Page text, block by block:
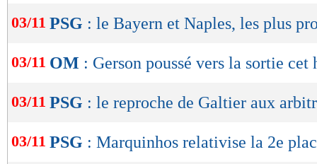
03/11 PSG : le Bayern et Naples, les plus
03/11 OM : Gerson poussé vers la sortie cet
03/11 PSG : le reproche de Galtier aux
03/11 PSG : Marquinhos relativise la 2e